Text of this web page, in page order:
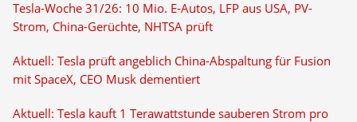
Tesla-Woche 31/26: 10 Mio. E-Autos, LFP aus USA, PV-
Strom, China-Gerüchte, NHTSA prüft
Aktuell: Tesla prüft angeblich China-Abspaltung für Fusion
mit SpaceX, CEO Musk dementiert
Aktuell: Tesla kauft 1 Terawattstunde sauberen Strom pro